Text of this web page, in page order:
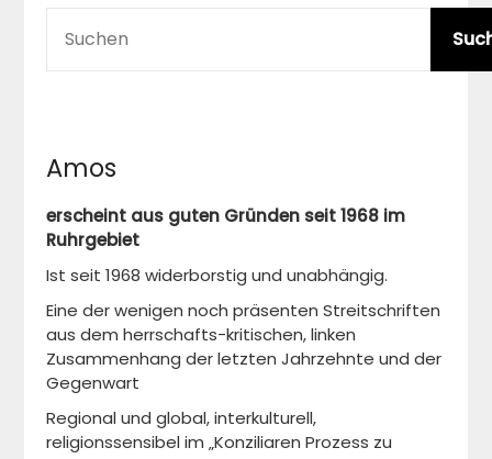
Amos
erscheint aus guten Gründen seit 1968 im
Ruhrgebiet
Ist seit 1968 widerborstig und unabhängig.
Eine der wenigen noch präsenten Streitschriften
aus dem herrschafts-kritischen, linken
Zusammenhang der letzten Jahrzehnte und der
Gegenwart
Regional und global, interkulturell,
religionssensibel im „Konziliaren Prozess zu